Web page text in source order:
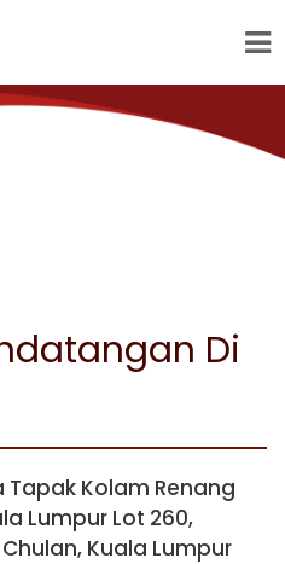
Di
Kolam Renang
Lumpur Lot 260,
Kuala Lumpur